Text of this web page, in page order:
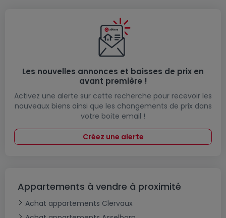
Les nouvelles annonces et baisses de prix en
avant première !
Activez une alerte sur cette recherche pour recevoir les
nouveaux biens ainsi que les changements de prix dans
votre boite email !
Créez une alerte
Appartements à vendre à proximité
Achat appartements Clervaux